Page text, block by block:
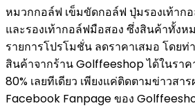
หมวกกอล์ฟ เข็มขัดกอล์ฟ ปุ่มรองเท้าก
และรองเท้ากอล์ฟมือสอง ซึ่งสินค้าทั้ง
รายการโปรโมชั่น ลดราคาเสมอ โดย
สินค้าจากร้าน Golffeeshop ได้ในรา
80% เลยทีเดียว เพียงแค่ติดตามข่าวสา
Facebook Fanpage ของ